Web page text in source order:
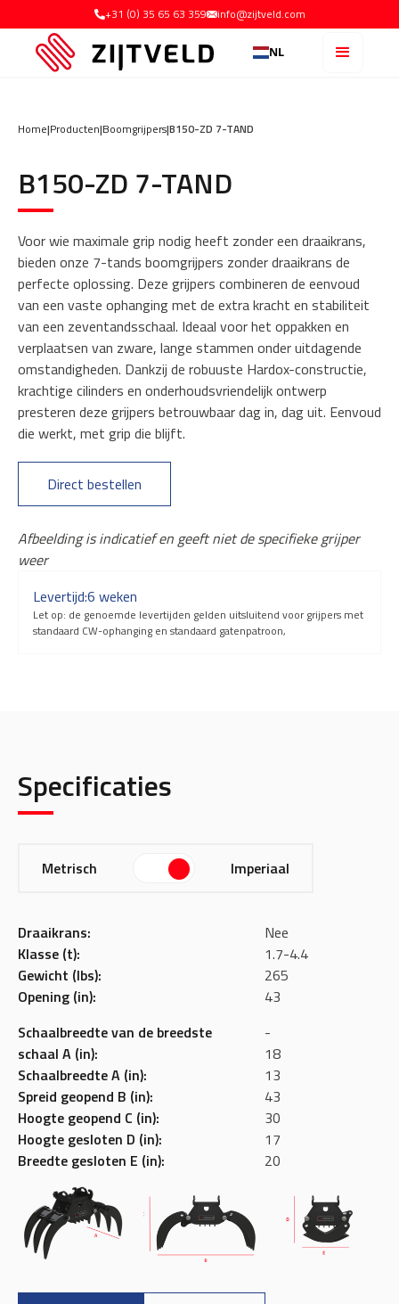
+31 (0) 35 65 63 359 info@zijtveld.com
NL
Afbeelding is indicatief en geeft niet de specifieke grijper
weer
Levertijd:6 weken
Let op: de genoemde levertijden gelden uitsluitend voor grijpers met
standaard CW-ophanging en standaard gatenpatroon,
Home|Producten|Boomgrijpers|B150-ZD 7-TAND
B150-ZD 7-TAND
Voor wie maximale grip nodig heeft zonder een draaikrans,
bieden onze 7-tands boomgrijpers zonder draaikrans de
perfecte oplossing. Deze grijpers combineren de eenvoud
van een vaste ophanging met de extra kracht en stabiliteit
van een zeventandsschaal. Ideaal voor het oppakken en
verplaatsen van zware, lange stammen onder uitdagende
omstandigheden. Dankzij de robuuste Hardox-constructie,
krachtige cilinders en onderhoudsvriendelijk ontwerp
presteren deze grijpers betrouwbaar dag in, dag uit. Eenvoud
die werkt, met grip die blijft.
Direct bestellen
Specificaties
Metrisch Imperiaal
Draaikrans:
Klasse (t):
Gewicht (lbs):
Opening (in):
Nee
1.7-4.4
265
43
Schaalbreedte van de breedste
schaal A (in):
Schaalbreedte A (in):
Spreid geopend B (in):
Hoogte geopend C (in):
Hoogte gesloten D (in):
Breedte gesloten E (in):
-
18
13
43
30
17
20